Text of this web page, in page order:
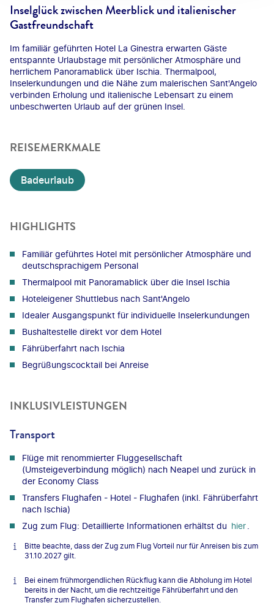
Inselglück zwischen Meerblick und italienischer
Gastfreundschaft
Im familiär geführten Hotel La Ginestra erwarten Gäste
entspannte Urlaubstage mit persönlicher Atmosphäre und
herrlichem Panoramablick über Ischia. Thermalpool,
Inselerkundungen und die Nähe zum malerischen Sant'Angelo
verbinden Erholung und italienische Lebensart zu einem
unbeschwerten Urlaub auf der grünen Insel.
REISEMERKMALE
Badeurlaub
HIGHLIGHTS
Familiär geführtes Hotel mit persönlicher Atmosphäre und
deutschsprachigem Personal
Thermalpool mit Panoramablick über die Insel Ischia
Hoteleigener Shuttlebus nach Sant'Angelo
Idealer Ausgangspunkt für individuelle Inselerkundungen
Bushaltestelle direkt vor dem Hotel
Fährüberfahrt nach Ischia
Begrüßungscocktail bei Anreise
INKLUSIVLEISTUNGEN
Transport
Flüge mit renommierter Fluggesellschaft
(Umsteigeverbindung möglich) nach Neapel und zurück in
der Economy Class
Transfers Flughafen - Hotel - Flughafen (inkl. Fährüberfahrt
nach Ischia)
Zug zum Flug: Detaillierte Informationen erhältst du hier
Bitte beachte, dass der Zug zum Flug Vorteil nur für Anreisen bis zum
31.10.2027 gilt.
Bei einem frühmorgendlichen Rückflug kann die Abholung im Hotel
bereits in der Nacht, um die rechtzeitige Fährüberfahrt und den
Transfer zum Flughafen sicherzustellen.